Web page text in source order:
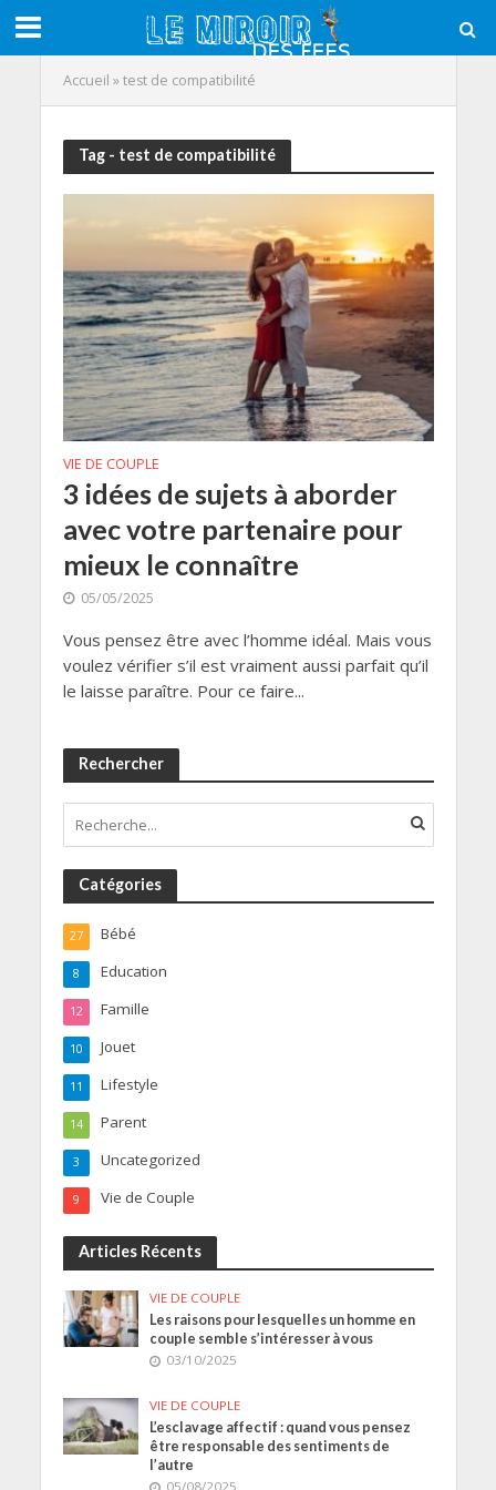
Accueil »test de compatibilité
Tag - test de compatibilité
VIE DE COUPLE
3 idées de sujets à aborder
avec votre partenaire pour
mieux le connaître
05/05/2025
Vous pensez être avec l’homme idéal. Mais vous
voulez vérifier s’il est vraiment aussi parfait qu’il
le laisse paraître. Pour ce faire...
Rechercher
Catégories
Bébé
27
Education
8
Famille
12
Jouet
10
Lifestyle
11
Parent
14
Uncategorized
3
Vie de Couple
9
Articles Récents
VIE DE COUPLE
Les raisons pour lesquelles un homme en
couple semble s’intéresser à vous
03/10/2025
VIE DE COUPLE
L’esclavage affectif : quand vous pensez
être responsable des sentiments de
l’autre
05/08/2025